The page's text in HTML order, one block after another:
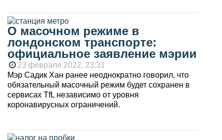
О масочном режиме в
лондонском транспорте:
официальное заявление мэрии
23 февраля 2022, 23:31
Мэр Садик Хан ранее неоднократно говорил, что
обязательный масочный режим будет сохранен в
сервисах TfL независимо от уровня
коронавирусных ограничений.